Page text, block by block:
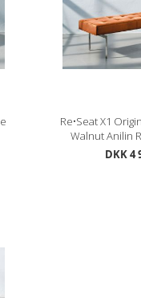
Re•Seat X1
Walnut Anilin
DKK 4